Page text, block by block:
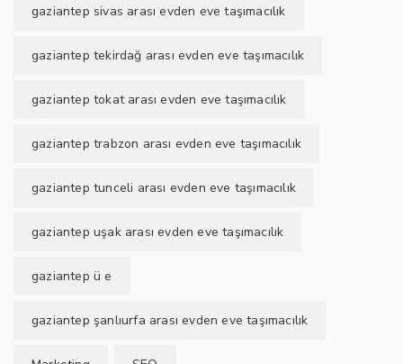
gaziantep sivas arası evden eve taşımacılık
gaziantep tekirdağ arası evden eve taşımacılık
gaziantep tokat arası evden eve taşımacılık
gaziantep trabzon arası evden eve taşımacılık
gaziantep tunceli arası evden eve taşımacılık
gaziantep uşak arası evden eve taşımacılık
gaziantep ü e
gaziantep şanlıurfa arası evden eve taşımacılık